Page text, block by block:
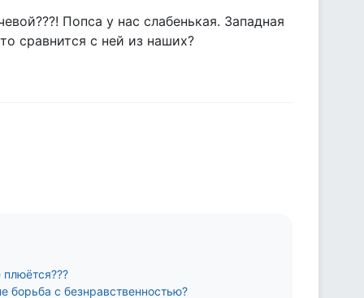
Попса у нас слабенькая. Западная
сравнится с ней из наших?
борьба с безнравственностью?